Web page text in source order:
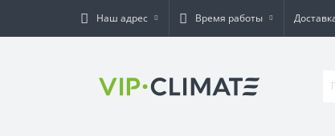
Наш адрес Время работы